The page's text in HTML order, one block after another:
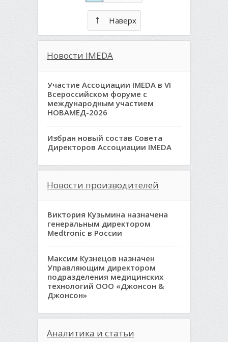
Наверх
Новости IMEDA
Участие Ассоциации IMEDA в VI
Всероссийском форуме с
международным участием
НОВАМЕД-2026
Избран новый состав Совета
Директоров Ассоциации IMEDA
Новости производителей
Виктория Кузьмина назначена
генеральным директором
Medtronic в России
Максим Кузнецов назначен
Управляющим директором
подразделения медицинских
технологий ООО «Джонсон &
Джонсон»
Аналитика и статьи